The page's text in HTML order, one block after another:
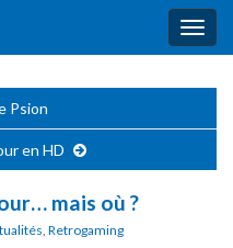
Psion
en HD
mais où ?
, Retrogaming